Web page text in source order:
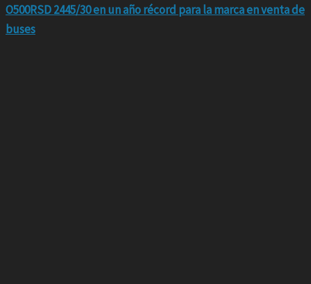
O500RSD 2445/30 en un año récord para la marca en venta de
buses